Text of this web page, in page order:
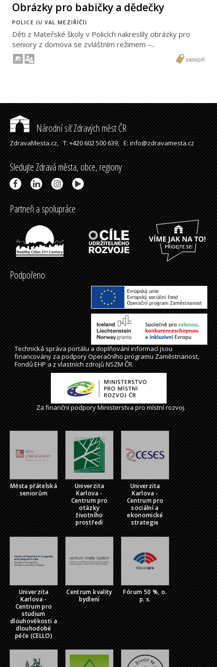
Obrázky pro babičky a dědečky
POLICE (U VAL.MEZIŘÍČÍ)
Děti z Mateřské školy v Policích nakreslily obrázky pro
seniory z domova se zvláštním režimem –..
senioři
Národní síť Zdravých měst ČR
ZdravaMesta.cz,T: +420 602 500 639,E: info@zdravamesta.cz
Sledujte Zdravá města, obce, regiony
Partneři a spolupráce
Podpořeno
Technická správaportálua doplňování informací jsou
financovány za podpory Operačního programu Zaměstnanost,
Fondů EHP a z vlastních zdrojů NSZM ČR.
Za finanční podpory Ministerstva pro místní rozvoj.
Města přátelská
seniorům
Univerzita
Karlova -
Centrum pro
otázky
životního
prostředí
Univerzita
Karlova -
Centrum pro
sociální a
ekonomické
strategie
Univerzita
Karlova -
Centrum pro
studium
dlouhověkosti a
dlouhodobé
péče (CELLO)
Centrum kvality
bydlení
Fórum 50 %, o.
p. s.